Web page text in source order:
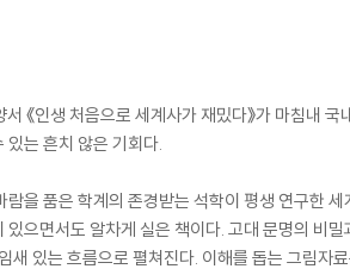
《인생 처음으로 세계사가 재밌다》가 마침내
있는 흔치 않은 기회다.
람을 품은 학계의 존경받는 석학이 평생 연구한
으면서도 알차게 실은 책이다. 고대 문명의 비
있는 흐름으로 펼쳐진다. 이해를 돕는 그림자